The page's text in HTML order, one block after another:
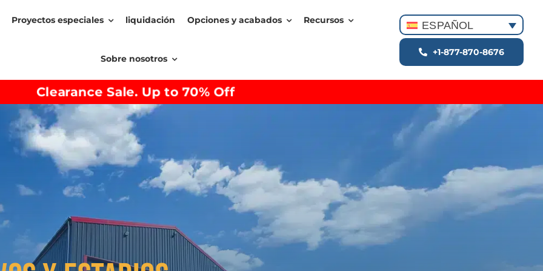
Proyectos especiales liquidación Opciones y acabados Recursos
Sobre nosotros
ESPAÑOL
+1-877-870-8676
Clearance Sale. Up to 70% Off